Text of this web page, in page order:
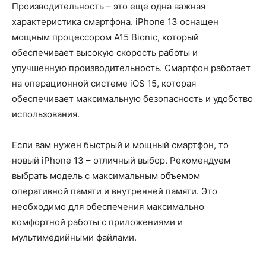
Производительность – это еще одна важная
характеристика смартфона. iPhone 13 оснащен
мощным процессором A15 Bionic, который
обеспечивает высокую скорость работы и
улучшенную производительность. Смартфон работает
на операционной системе iOS 15, которая
обеспечивает максимальную безопасность и удобство
использования.
Если вам нужен быстрый и мощный смартфон, то
новый iPhone 13 – отличный выбор. Рекомендуем
выбрать модель с максимальным объемом
оперативной памяти и внутренней памяти. Это
необходимо для обеспечения максимально
комфортной работы с приложениями и
мультимедийными файлами.